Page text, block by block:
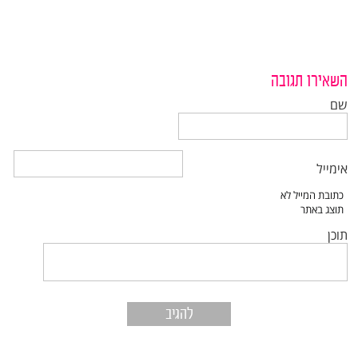
השאירו תגובה
שם
אימייל
תוכן